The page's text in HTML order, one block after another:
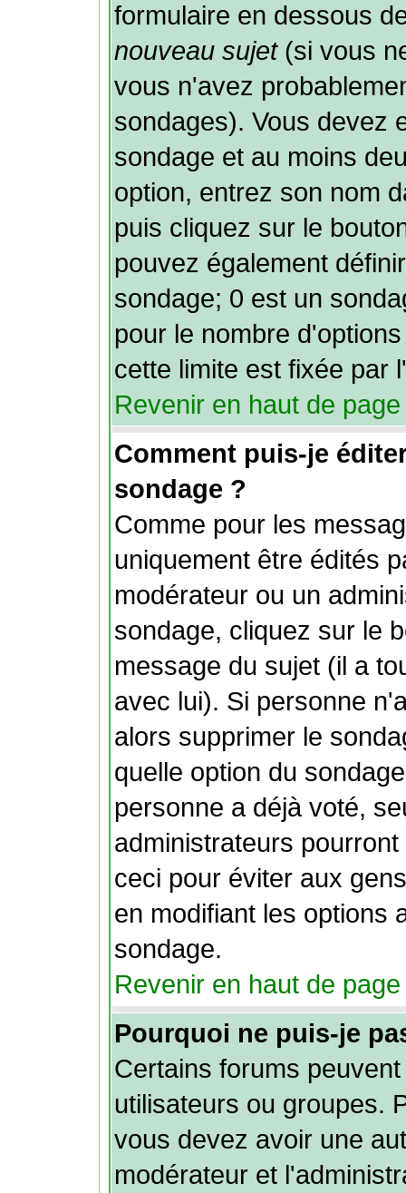
formulaire en dessous
nouveau sujet(si vous
vous n'avez
sondages). Vous devez
sondage et au moins
option, entrez son nom
puis cliquez sur le
pouvez également
sondage; 0 est un
pour le nombre
cette limite est fixée par
Revenir en haut de page
Comment puis-je
sondage ?
Comme pour les
uniquement être édités
modérateur ou un
sondage, cliquez sur le
message du sujet (il a
avec lui). Si personne
alors supprimer le
quelle option du
personne a déjà voté,
administrateurs
ceci pour éviter aux
en modifiant les options
sondage.
Revenir en haut de page
Pourquoi ne puis-je
Certains forums
utilisateurs ou groupes.
vous devez avoir une
modérateur et